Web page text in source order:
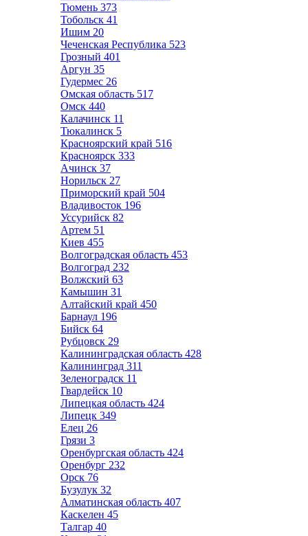
Тюмень 373
Тобольск 41
Ишим 20
Чеченская Республика 523
Грозный 401
Аргун 35
Гудермес 26
Омская область 517
Омск 440
Калачинск 11
Тюкалинск 5
Красноярский край 516
Красноярск 333
Ачинск 37
Норильск 27
Приморский край 504
Владивосток 196
Уссурийск 82
Артем 51
Киев 455
Волгоградская область 453
Волгоград 232
Волжский 63
Камышин 31
Алтайский край 450
Барнаул 196
Бийск 64
Рубцовск 29
Калининградская область 428
Калининград 311
Зеленоградск 11
Гвардейск 10
Липецкая область 424
Липецк 349
Елец 26
Грязи 3
Оренбургская область 424
Оренбург 232
Орск 76
Бузулук 32
Алматинская область 407
Каскелен 45
Талгар 40